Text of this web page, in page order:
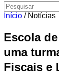
Início / Notícias
Escola
uma
Fiscais e